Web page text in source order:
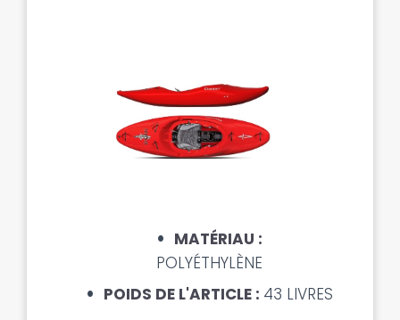
MATÉRIAU :
POLYÉTHYLÈNE
POIDS DE L'ARTICLE : 43 LIVRES